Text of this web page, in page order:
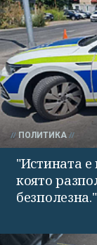
ПОЛИТИКА
"Истината е
която